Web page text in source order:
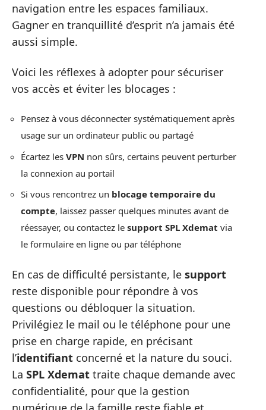
navigation entre les espaces familiaux.
Gagner en tranquillité d’esprit n’a jamais été
aussi simple.
Voici les réflexes à adopter pour sécuriser
vos accès et éviter les blocages :
Pensez à vous déconnecter systématiquement après
usage sur un ordinateur public ou partagé
Écartez les VPN non sûrs, certains peuvent perturber
la connexion au portail
Si vous rencontrez un blocage temporaire du
compte, laissez passer quelques minutes avant de
réessayer, ou contactez le support SPL Xdemat via
le formulaire en ligne ou par téléphone
En cas de difficulté persistante, le support
reste disponible pour répondre à vos
questions ou débloquer la situation.
Privilégiez le mail ou le téléphone pour une
prise en charge rapide, en précisant
l’identifiant concerné et la nature du souci.
La SPL Xdemat traite chaque demande avec
confidentialité, pour que la gestion